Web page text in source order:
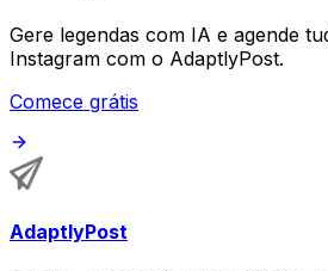
Gere legendas com IA e agende
Instagram com o AdaptlyPost.
Comece grátis
AdaptlyPost